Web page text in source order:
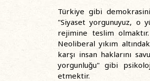
Türkiye gibi
"Siyaset yorgunuyuz, o
rejimine teslim
Neoliberal yıkım
karşı insan haklarını
yorgunluğu" gibi
etmektir.